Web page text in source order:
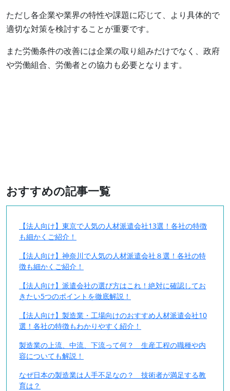
ただし各企業や業界の特性や課題に応じて、より具体的で
適切な対策を検討することが重要です。
また労働条件の改善には企業の取り組みだけでなく、政府
や労働組合、労働者との協力も必要となります。
おすすめの記事一覧
【法人向け】東京で人気の人材派遣会社13選！各社の特徴
も細かくご紹介！
【法人向け】神奈川で人気の人材派遣会社８選！各社の特
徴も細かくご紹介！
【法人向け】派遣会社の選び方はこれ！絶対に確認してお
きたい5つのポイントを徹底解説！
【法人向け】製造業・工場向けのおすすめ人材派遣会社10
選！各社の特徴もわかりやすく紹介！
製造業の上流、中流、下流って何？ 生産工程の職種や内
容についても解説！
なぜ日本の製造業は人手不足なの？ 技術者が満足する教
育は？